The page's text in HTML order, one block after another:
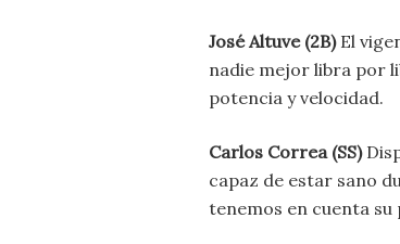
José Altuve (2B)El
nadie mejor libra por
potencia y velocidad.
Carlos Correa (SS)
capaz de estar sano
tenemos en cuenta su